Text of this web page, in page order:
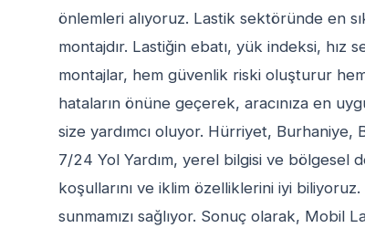
önlemleri alıyoruz. Lastik sektöründe en
montajdır. Lastiğin ebatı, yük indeksi,
montajlar, hem güvenlik riski oluşturur
hataların önüne geçerek, aracınıza en
size yardımcı oluyor. Hürriyet, Burhaniye,
7/24 Yol Yardım, yerel bilgisi ve bölgesel
koşullarını ve iklim özelliklerini iyi
sunmamızı sağlıyor. Sonuç olarak, Mobil